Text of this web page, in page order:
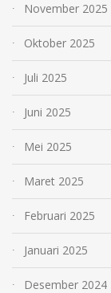
November 2025
Oktober 2025
Juli 2025
Juni 2025
Mei 2025
Maret 2025
Februari 2025
Januari 2025
Desember 2024